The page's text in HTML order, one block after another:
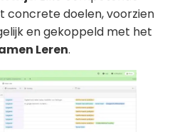
concrete doelen, voorzien
en gekoppeld met het
Leren.